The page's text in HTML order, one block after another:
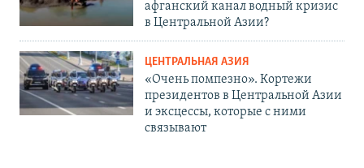
афганский канал водный кризис
в Центральной Азии?
ЦЕНТРАЛЬНАЯ АЗИЯ
«Очень помпезно». Кортежи
президентов в Центральной Азии
и эксцессы, которые с ними
связывают